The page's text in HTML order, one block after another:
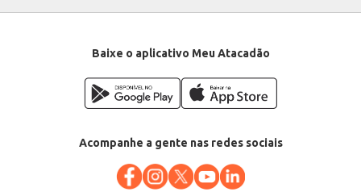
Conteúdo: 750ml
Baixe o aplicativo Meu Atacadão
Acompanhe a gente nas redes sociais